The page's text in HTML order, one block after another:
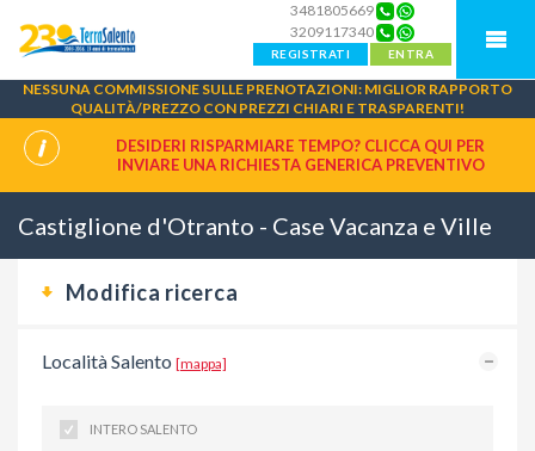
3481805669
3209117340
REGISTRATI ENTRA
NESSUNA COMMISSIONE SULLE PRENOTAZIONI: MIGLIOR RAPPORTO
QUALITÀ/PREZZO CON PREZZI CHIARI E TRASPARENTI!
DESIDERI RISPARMIARE TEMPO? CLICCA QUI PER
INVIARE UNA RICHIESTA GENERICA PREVENTIVO
Castiglione d'Otranto - Case Vacanza e Ville
Modifica ricerca
Località Salento [mappa]
INTERO SALENTO